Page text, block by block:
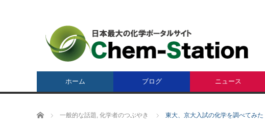
ホーム ブログ ニュース
ホーム 一般的な話題, 化学者のつぶやき 東大、京大入試の化学を調べてみた